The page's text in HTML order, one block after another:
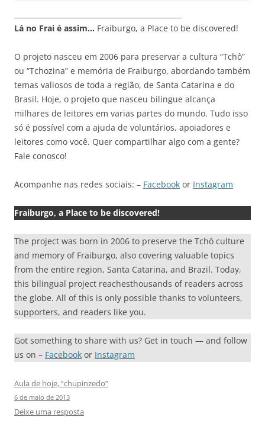
Lá no Frai é assim… Fraiburgo, a Place to be discovered!
O projeto nasceu em 2006 para preservar a cultura “Tchô”
ou “Tchozina” e memória de Fraiburgo, abordando também
temas valiosos de toda a região, de Santa Catarina e do
Brasil. Hoje, o projeto que nasceu bilingue alcança
milhares de leitores em varias partes do mundo. Tudo isso
só é possível com a ajuda de voluntários, apoiadores e
leitores como você. Quer compartilhar algo com a gente?
Fale conosco!
Acompanhe nas redes sociais: – Facebook or Instagram
Fraiburgo, a Place to be discovered!
The project was born in 2006 to preserve the Tchô culture
and memory of Fraiburgo, also covering valuable topics
from the entire region, Santa Catarina, and Brazil. Today,
this bilingual project reachesthousands of readers across
the globe. All of this is only possible thanks to volunteers,
supporters, and readers like you.
Got something to share with us? Get in touch — and follow
us on – Facebook or Instagram
Aula de hoje, “chupinzedo”
6 de maio de 2013
Deixe uma resposta